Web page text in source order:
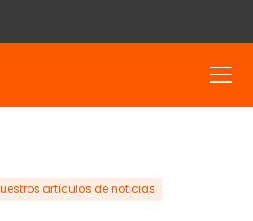
artículos de noticias